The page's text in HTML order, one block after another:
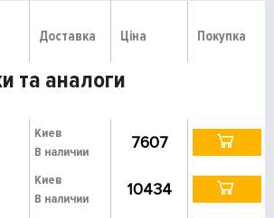
Доставка Ціна Покупка
та аналоги
Киев
В наличии
7607
Киев
В наличии
10434